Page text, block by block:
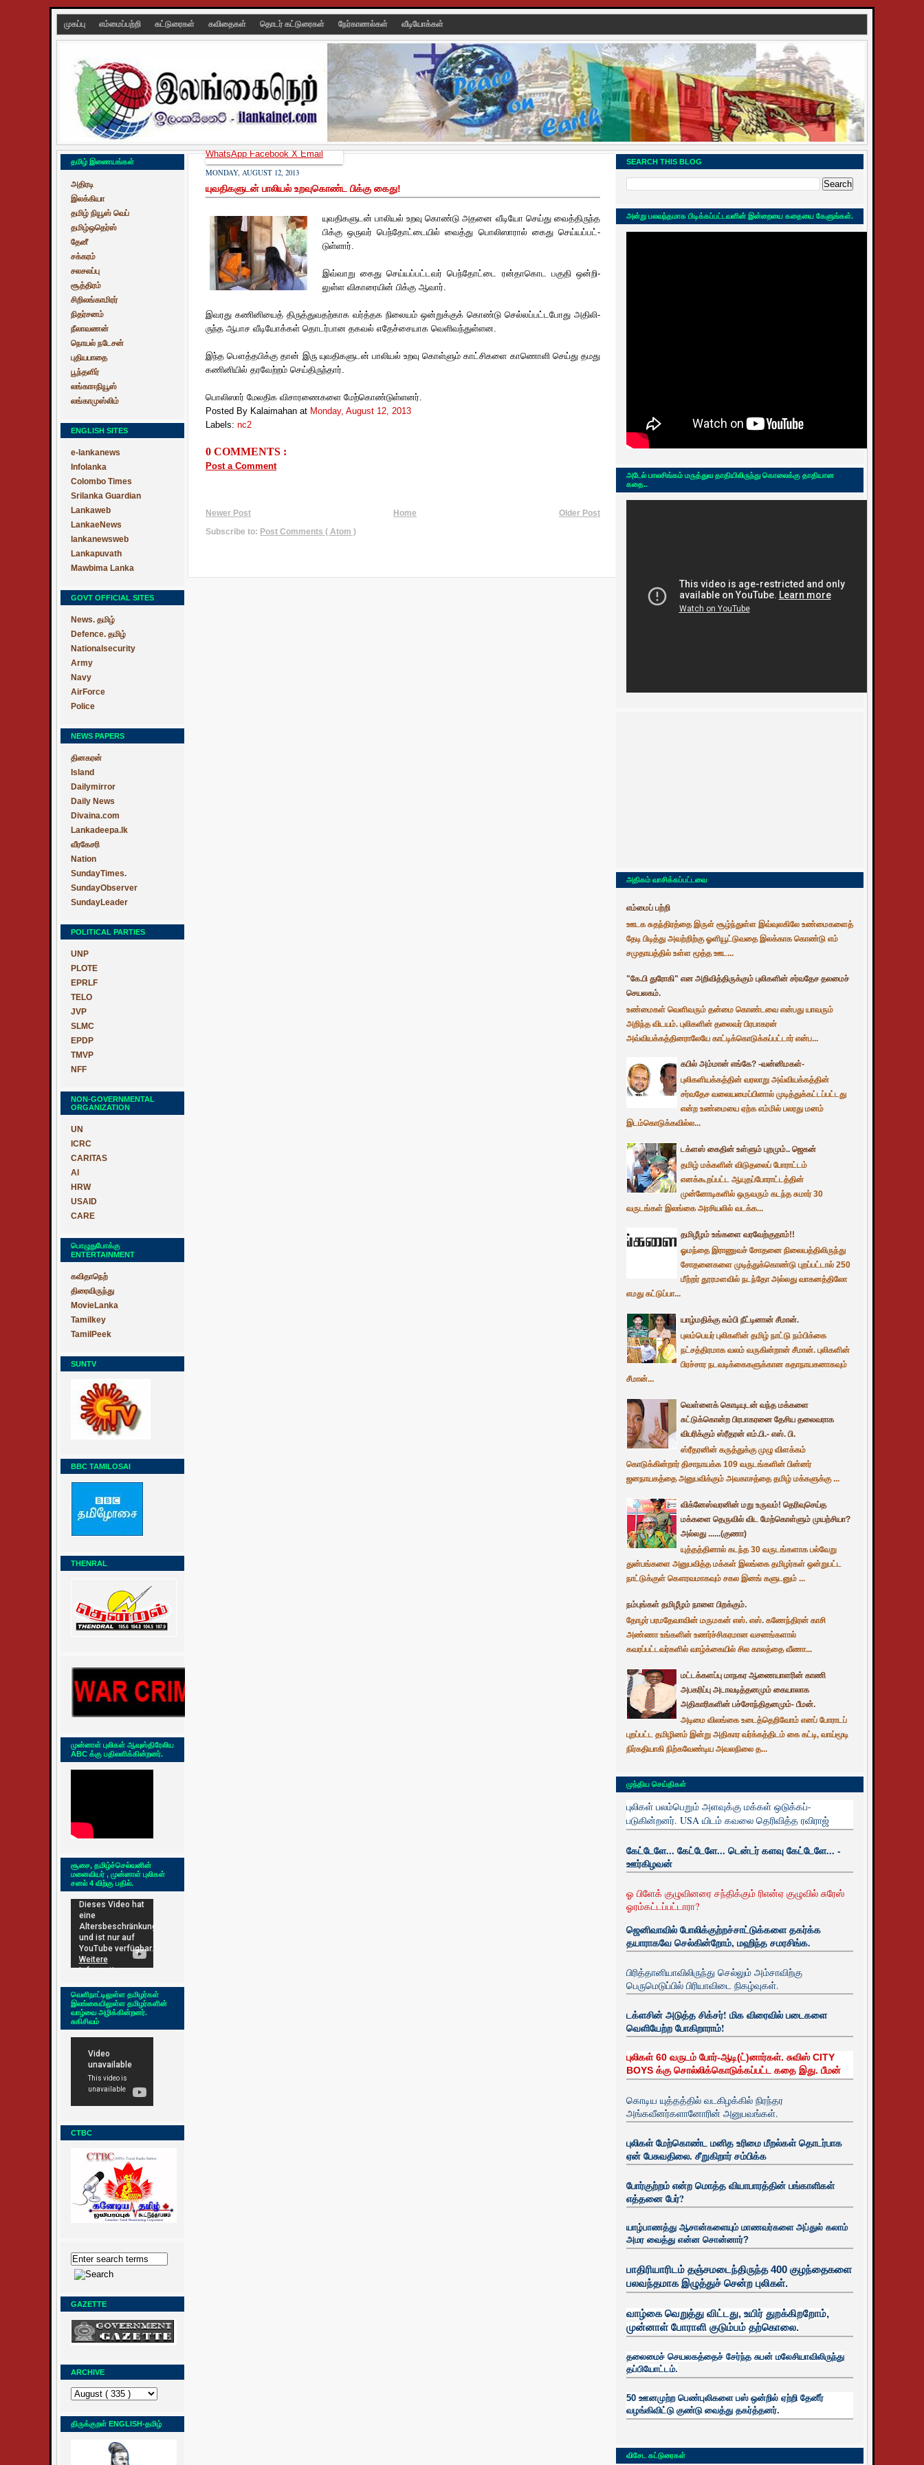
முகப்பு எம்மைப்பற்றி கட்டுரைகள் கவிதைகள் தொடர் கட்டுரைகள் நேர்காணல்கள் வீடியோக்கள்
தமிழ் இணையங்கள்
அதிரடி
இலக்கியா
தமிழ் நியூஸ் வெப்
தமிழ்ஒதெர்ஸ்
தேனீ
சக்கரம்
சலசலப்பு
சூத்திரம்
சிறிலங்காமிரர்
நிதர்சனம்
நீலாவணன்
நொயல் நடேசன்
புதியபாதை
பூந்தளிர்
லங்காஈநியூஸ்
லங்காமுஸ்லிம்
ENGLISH SITES
e-lankanews
Infolanka
Colombo Times
Srilanka Guardian
Lankaweb
LankaeNews
lankanewsweb
Lankapuvath
Mawbima Lanka
GOVT OFFICIAL SITES
News. தமிழ்
Defence. தமிழ்
Nationalsecurity
Army
Navy
AirForce
Police
NEWS PAPERS
தினகரன்
Island
Dailymirror
Daily News
Divaina.com
Lankadeepa.lk
வீரகேசரி
Nation
SundayTimes.
SundayObserver
SundayLeader
POLITICAL PARTIES
UNP
PLOTE
EPRLF
TELO
JVP
SLMC
EPDP
TMVP
NFF
NON-GOVERNMENTAL
ORGANIZATION
UN
ICRC
CARITAS
AI
HRW
USAID
CARE
பொழுதுபோக்கு
ENTERTAINMENT
கவிதாநெற்
திரைவிருந்து
MovieLanka
Tamilkey
TamilPeek
SUNTV
BBC TAMILOSAI
THENRAL
முன்னாள் புலிகள் ஆவுஸ்திரேலிய
ABC க்கு பதிலளிக்கின்றனர்.
சூசை, தமிழ்ச்செல்வனின்
மனைவியர் , முன்னாள் புலிகள்
சனல் 4 விற்கு பதில்.
வெளிநாட்டிலுள்ள தமிழர்கள்
இலங்கையிலுள்ள தமிழர்களின்
வாழ்வை அழிக்கின்றனர்.
சுகிசிவம்
CTBC
GAZETTE
ARCHIVE
திருக்குறள் ENGLISH-தமிழ்
MONDAY, AUGUST 12, 2013
யுவதிகளுடன் பாலியல் உறவுகொண்ட பிக்கு கைது!
யுவ­தி­க­ளுடன் பாலியல் உறவு கொண்டு அதனை வீடியோ செய்து வைத்­தி­ருந்த
பிக்கு ஒருவர் பெந்­­தோட்­டையில் வைத்து பொலி­ஸாரால் கைது செய்­யப்­பட்­
டுள்ளார்.
இவ்­வாறு கைது செய்­யப்­பட்­டவர் பெந்­தோட்டை ரன்­தா­கொட பகுதி ஒன்­றி­
லுள்ள விகா­ரையின் பிக்கு ஆவார்.
இவ­ரது கணி­னியைத் திருத்­து­வ­தற்­காக வர்த்­தக நிலையம் ஒன்­றுக்குக் கொண்டு செல்­லப்­பட்­ட­போது அதி­லி­
ருந்த ஆபாச வீடி­யோக்கள் தொடர்­பான தகவல் எதேச்சையாக வெளி­வந்துள்ளன.
இந்த பௌத்தபிக்கு தான் இரு யுவ­தி­க­ளுடன் பாலியல் உறவு கொள்ளும் காட்­சி­களை காணொளி செய்து தமது
கணி­னியில் தர­வேற்றம் செய்­தி­ருந்தார்.
பொலிஸார் மேலதிக விசாரணைகளை மேற்கொண்டுள்ளனர்.
Posted By Kalaimahan at Monday, August 12, 2013
Labels: nc2
0 COMMENTS :
Post a Comment
Newer Post Older Post
Home
Subscribe to: Post Comments ( Atom )
WhatsAppFacebookXEmail
SEARCH THIS BLOG
அன்று பலவந்தமாக பிடிக்கப்பட்டவளின் இன்றையை கதையை கேளுங்கள்.
அடேல் பாலசிங்கம் மருத்துவ தாதியிலிருந்து கொலைக்கு தாதியான
கதை..
அதிகம் வாசிக்கப்பட்டவை
எம்மைப் பற்றி
ஊடக சுதந்திரத்தை இருள் சூழ்ந்துள்ள இவ்வுலகிலே உண்மைகளைத்
தேடி பிடித்து அவற்றிற்கு ஓளியூட்டுவதை இலக்காக கொண்டு எம்
சமுதாயத்தில் உள்ள மூத்த ஊட...
"கே.பி துரோகி" என அறிவித்திருக்கும் புலிகளின் சர்வதேச தலமைச்
செயலகம்.
உண்மைகள் வெளிவரும் தன்மை கொண்டவை என்பது யாவரும்
அறிந்த விடயம். புலிகளின் தலைவர் பிரபாகரன்
அவ்வியக்கத்தினராலேயே காட்டிக்கொடுக்கப்பட்டார் என்ப...
கபில் அம்மான் எங்கே? -வன்னிமகள்-
புலிகளியக்கத்தின் வரலாறு அவ்வியக்கத்தின்
சர்வதேச வலையமைப்பினால் முடித்துக்கட்டப்பட்டது
என்ற உண்மையை ஏற்க எம்மில் பலரது மனம்
இடம்கொடுக்கவில்ல...
டக்ளஸ் கைதின் உள்ளும் புறமும்.. ஜெகன்
தமிழ் மக்களின் விடுதலைப் போராட்டம்
எனக்கூறப்பட்ட ஆயுதப்போராட்டத்தின்
முன்னோடிகளில் ஒருவரும் கடந்த சுமார் 30
வருடங்கள் இலங்கை அரசியலில் வடக்க...
தமிழீழம் உங்களை வரவேற்குதாம்!!
ஓமந்தை இராணுவச் சோதனை நிலையத்திலிருந்து
சோதனைகளை முடித்துக்கொண்டு புறப்பட்டால் 250
மீற்றர் தூரமளவில் நடந்தோ அல்லது வாகனத்திலோ
எமது கட்டுப்பா...
யாழ்மதிக்கு கம்பி நீட்டினான் சீமான்.
புலம்பெயர் புலிகளின் தமிழ் நாட்டு நம்பிக்கை
நட்சத்திரமாக வலம் வருகின்றான் சீமான். புலிகளின்
பிரச்சார நடவடிக்கைகளுக்கான கதாநாயகனாகவும்
சீமான்...
வெள்ளைக் கொடியுடன் வந்த மக்களை
சுட்டுக்கொன்ற பிரபாகரனை தேசிய தலைவராக
விபரிக்கும் ஸ்ரீதரன் எம்.பி.- எஸ். பி.
ஸ்ரீதரனின் கருத்துக்கு முழு விளக்கம்
கொடுக்கின்றார் திசாநாயக்க 109 வருடங்களின் பின்னர்
ஜனநாயகத்தை அனுபவிக்கும் அவகாசத்தை தமிழ் மக்களுக்கு ...
விக்னேஸ்வரனின் மறு உருவம்! தெரிவுசெய்த
மக்களை தெருவில் விட மேற்கொள்ளும் முயற்சியா?
அல்லது ......(குணா)
யுத்தத்தினால் கடந்த 30 வருடங்களாக பல்வேறு
துன்பங்களை அனுபவித்த மக்கள் இலங்கை தமிழர்கள் ஒன்றுபட்ட
நாட்டுக்குள் கௌரவமாகவும் சகல இனங் களுடனும் ...
நம்புங்கள் தமிழீழம் நாளை பிறக்கும்.
தோழர் பரமதேவாவின் மருமகன் எஸ். எஸ். கணேந்திரன் காசி
அண்ணா உங்களின் உணர்ச்சிகரமான வசனங்களால்
கவரப்பட்டவர்களில் வாழ்க்கையில் சில காலத்தை வீணா...
மட்டக்களப்பு மாநகர ஆணையாளரின் காணி
அபகரிப்பு அடாவடித்தனமும் கையாலாக
அதிகாரிகளின் பச்சோந்திதனமும்- பீமன்.
அடிமை விலங்கை உடைத்தெறிவோம் எனப் போராடப்
புறப்பட்ட தமிழினம் இன்று அதிகார வர்க்கத்திடம் கை கட்டி, வாய்மூடி
நிர்கதியாகி நிற்கவேண்டிய அவலநிலை த...
முந்திய செய்திகள்
புலிகள் பலம்பெறும் அளவுக்கு மக்கள் ஒடுக்கப்-
படுகின்றனர். USA யிடம் கவலை தெரிவித்த ரவிராஜ்
கேட்டேளே... கேட்டேளே... டென்டர் களவு கேட்டேளே... -
ஊர்கிழவன்
ஓ பிளேக் குழுவினரை சந்திக்கும் ரிஎன்ஏ குழுவில் சுரேஸ்
ஓரம்கட்டப்பட்டாரா?
ஜெனிவாவில் போலிக்குற்றச்சாட்டுக்களை தகர்க்க
தயாராகவே செல்கின்றோம், மஹிந்த சமரசிங்க.
பிரித்தானியாவிலிருந்து செல்லும் அம்சாவிற்கு
பெருமெடுப்பில் பிரியாவிடை நிகழ்வுகள்.
டக்ளசின் அடுத்த சிக்சர்! மிக விரைவில் படைகளை
வெளியேற்ற போகிறாராம்!
புலிகள் 60 வருடம் போர்-ஆடி(ட்)னார்கள். சுவிஸ் CITY
BOYS க்கு சொல்லிக்கொடுக்கப்பட்ட கதை இது. பீமன்
கொடிய யுத்தத்தில் வடகிழக்கில் நிரந்தர
அங்கவீனர்களானோரின் அனுபவங்கள்.
புலிகள் மேற்கொண்ட மனித உரிமை மீறல்கள் தொடர்பாக
ஏன் பேசுவதிலை. சீறுகிறார் சம்பிக்க
போர்குற்றம் என்ற மொத்த வியாபாரத்தின் பங்காளிகள்
எத்தனை பேர்?
யாழ்பாணத்து ஆசான்களையும் மாணவர்களை அப்துல் கலாம்
அமர வைத்து என்ன சொன்னார்?
பாதிரியாரிடம் தஞ்சமடைந்திருந்த 400 குழந்தைகளை
பலவந்தமாக இழுத்துச் சென்ற புலிகள்.
வாழ்கை வெறுத்து விட்டது, உயிர் துறக்கிறறோம்,
முன்னாள் போராளி குடும்பம் தற்கொலை.
தலைமைச் செயலகத்தைச் சேர்ந்த சுபன் மலேசியாவிலிருந்து
தப்பியோட்டம்.
50 ஊனமுற்ற பெண்புலிகளை பஸ் ஒன்றில் ஏற்றி தேனீர்
வழங்கிவிட்டு குண்டு வைத்து தகர்த்தனர்.
விசேட கட்டுரைகள்